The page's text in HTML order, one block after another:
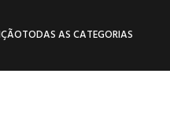
TODAS AS CATEGORIAS